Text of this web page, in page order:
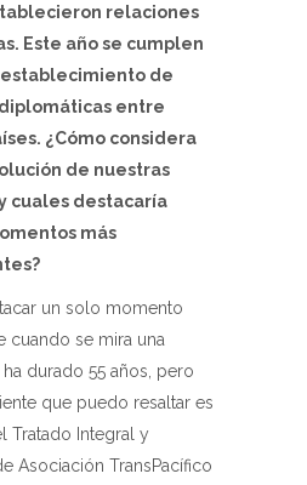
relaciones
Este año se cumplen
establecimiento de
entre
¿Cómo considera
de nuestras
cuales destacaría
más
un solo momento
cuando se mira una
durado 55 años, pero
que puedo resaltar es
Tratado Integral y
Asociación TransPacífico